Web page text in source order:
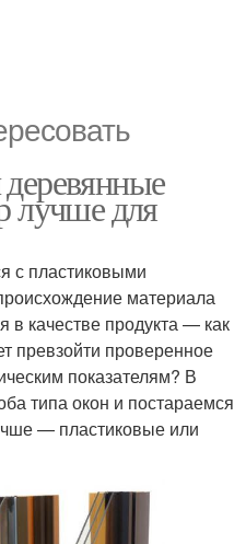
лучше для
с пластиковыми
материала
в качестве продукта — как
превзойти проверенное
показателям? В
типа окон и постараемся
— пластиковые или